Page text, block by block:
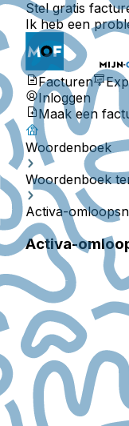
Stel gratis
Ik heb een
Facturen
Inloggen
Maak een
Woordenboek
Woordenboek
Activa-
Activa-